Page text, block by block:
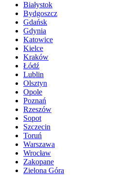
Białystok
Bydgoszcz
Gdańsk
Gdynia
Katowice
Kielce
Kraków
Łódź
Lublin
Olsztyn
Opole
Poznań
Rzeszów
Sopot
Szczecin
Toruń
Warszawa
Wrocław
Zakopane
Zielona Góra